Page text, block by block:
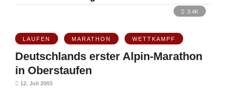
3.4K
LAUFEN MARATHON WETTKAMPF
Deutschlands erster Alpin-Marathon
in Oberstaufen
12. Juli 2003